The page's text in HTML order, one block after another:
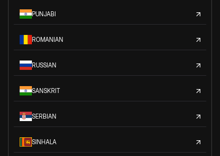
PUNJABI
ROMANIAN
RUSSIAN
SANSKRIT
SERBIAN
SINHALA